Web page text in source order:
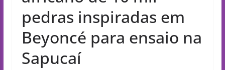
pedras inspiradas em
Beyoncé para ensaio na
Sapucaí